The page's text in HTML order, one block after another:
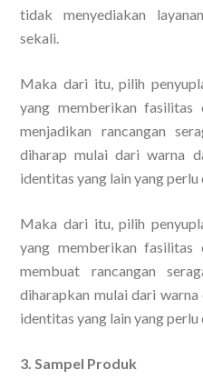
tidak menyediakan
sekali.
Maka dari itu, pilih
yang memberikan fasilitas
menjadikan rancangan
diharap mulai dari warna
identitas yang lain yang
Maka dari itu, pilih
yang memberikan fasilitas
membuat rancangan
diharapkan mulai dari warna
identitas yang lain yang
3. Sampel Produk